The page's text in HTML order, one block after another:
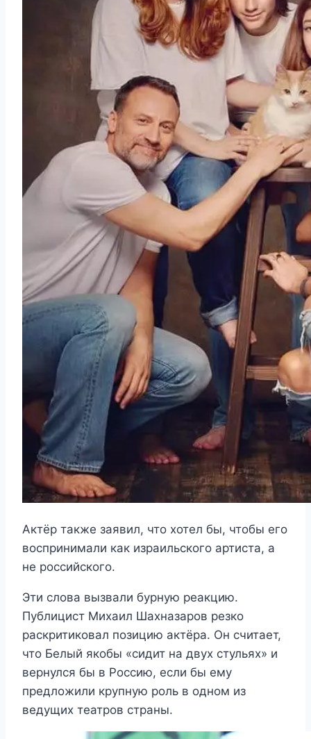
Актёр также заявил, что хотел бы, чтобы его
воспринимали как израильского артиста, а
не российского.
Эти слова вызвали бурную реакцию.
Публицист Михаил Шахназаров резко
раскритиковал позицию актёра. Он считает,
что Белый якобы «сидит на двух стульях» и
вернулся бы в Россию, если бы ему
предложили крупную роль в одном из
ведущих театров страны.